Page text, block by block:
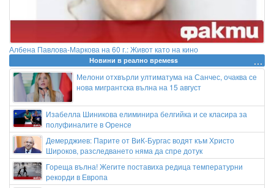
Албена Павлова-Маркова на 60 г.: Живот като на кино
Новини в реално времеss
Мелони отхвърли ултиматума на Санчес, очаква се
нова мигрантска вълна на 15 август
Изабелла Шиникова елиминира белгийка и се класира за
полуфиналите в Оренсе
Демерджиев: Парите от ВиК-Бургас водят към Христо
Широков, разследването няма да спре дотук
Гореща вълна! Жегите поставиха редица температурни
рекорди в Европа